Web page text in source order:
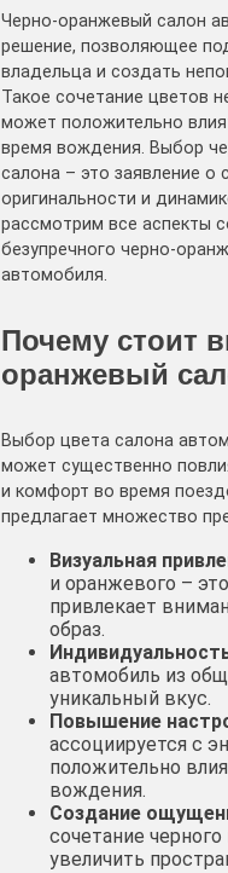
Черно-оранжевый салон
решение, позволяющее
владельца и создать
Такое сочетание цветов
может положительно
время вождения․ Выбор
салона – это заявление о
оригинальности и
рассмотрим все аспекты
безупречного черно-
автомобиля․
Почему стоит
оранжевый
Выбор цвета салона
может существенно
и комфорт во время
предлагает множество
Визуальная
и оранжевого –
привлекает
образ․
автомобиль из
уникальный вкус․
Повышение
ассоциируется с
положительно
вождения․
Создание
сочетание
увеличить